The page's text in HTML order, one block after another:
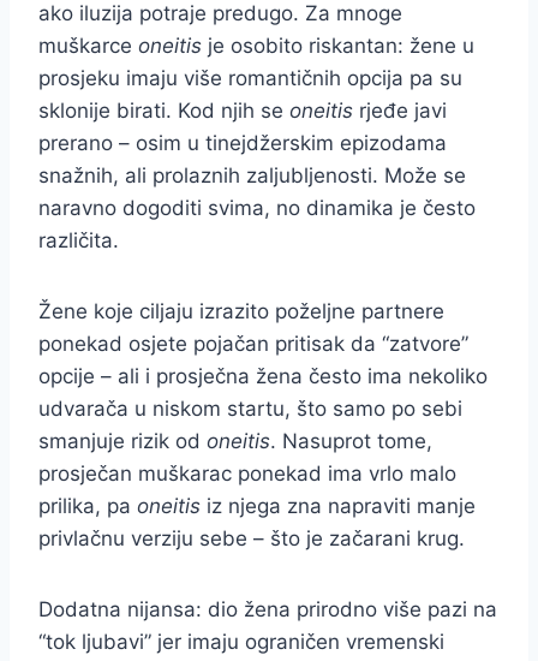
ako iluzija potraje predugo. Za mnoge
muškarce oneitis je osobito riskantan: žene u
prosjeku imaju više romantičnih opcija pa su
sklonije birati. Kod njih se oneitis rjeđe javi
prerano – osim u tinejdžerskim epizodama
snažnih, ali prolaznih zaljubljenosti. Može se
naravno dogoditi svima, no dinamika je često
različita.
Žene koje ciljaju izrazito poželjne partnere
ponekad osjete pojačan pritisak da “zatvore”
opcije – ali i prosječna žena često ima nekoliko
udvarača u niskom startu, što samo po sebi
smanjuje rizik od oneitis. Nasuprot tome,
prosječan muškarac ponekad ima vrlo malo
prilika, pa oneitis iz njega zna napraviti manje
privlačnu verziju sebe – što je začarani krug.
Dodatna nijansa: dio žena prirodno više pazi na
“tok ljubavi” jer imaju ograničen vremenski